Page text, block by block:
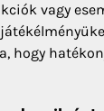
vagy
hogy